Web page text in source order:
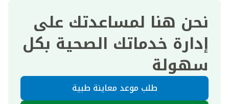
نحن هنا لمساعدتك على
إدارة خدماتك الصحية بكل
سهولة
طلب موعد معاينة طبية